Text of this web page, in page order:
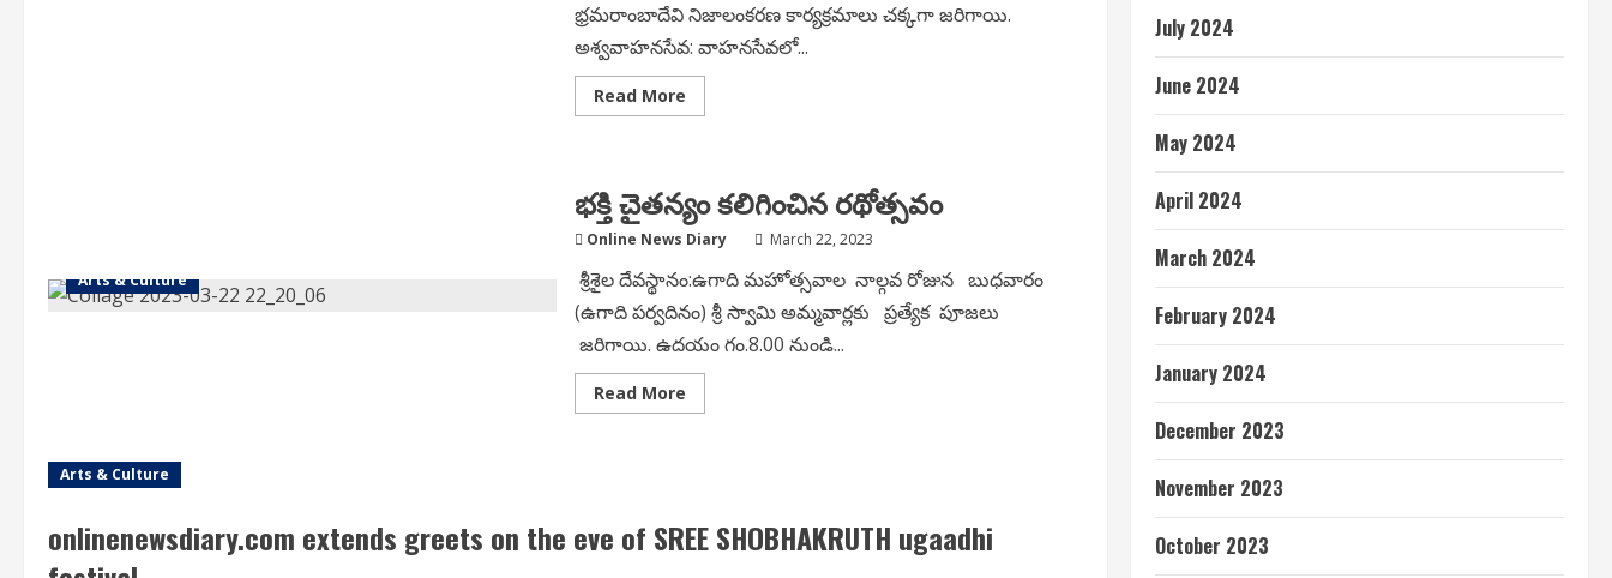
భ్రమరాంబాదేవి నిజాలంకరణ కార్యక్రమాలు చక్కగా జరిగాయి.
అశ్వవాహనసేవ: వాహనసేవలో...
Read MoreRead
more
ఘనంగా
ముగిసిన
శ్రీశైల
దేవస్థానం
ఉత్సవాలు
Arts & Culture
భక్తి చైతన్యం కలిగించిన రథోత్సవం
Online News Diary March 22, 2023
శ్రీశైల దేవస్థానం:ఉగాది మహోత్సవాల నాల్గవ రోజున బుధవారం
(ఉగాది పర్వదినం) శ్రీ స్వామి అమ్మవార్లకు ప్రత్యేక పూజలు
జరిగాయి. ఉదయం గం.8.00 నుండి...
Read MoreRead
more
Arts & Culture
onlinenewsdiary.com extends greets on the eve of SREE SHOBHAKRUTH ugaadhi
July 2024
June 2024
May 2024
April 2024
March 2024
February 2024
January 2024
December 2023
November 2023
October 2023